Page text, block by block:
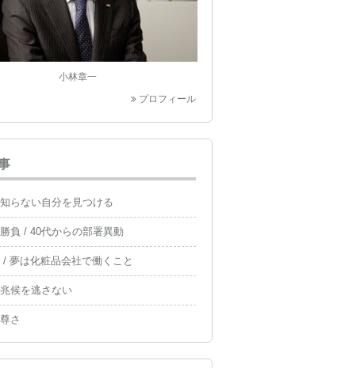
小林章一
プロフィール
らない自分を見つける
負 / 40代からの部署異動
/ 夢は化粧品会社で働くこと
候を逃さない
さ